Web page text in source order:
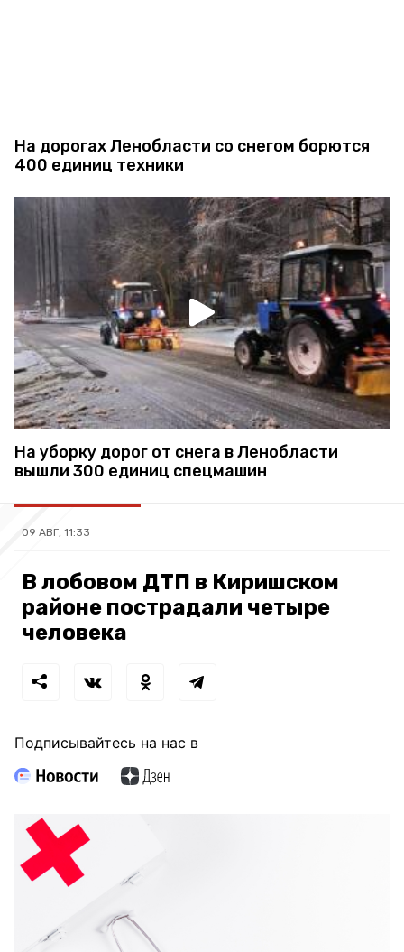
На дорогах Ленобласти со снегом борются
400 единиц техники
На уборку дорог от снега в Ленобласти
вышли 300 единиц спецмашин
09 АВГ, 11:33
В лобовом ДТП в Киришском
районе пострадали четыре
человека
Подписывайтесь на нас в